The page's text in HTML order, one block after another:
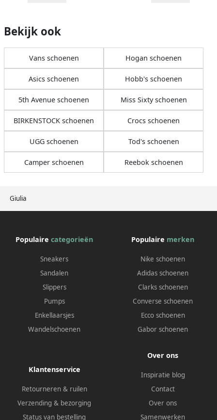
Giulia
Bekijk ook
Vans schoenen Hogan schoenen
Asics schoenen Hobb's schoenen
5th Avenue schoenen Miss Sixty schoenen
BIRKENSTOCK schoenen Crocs schoenen
UGG schoenen Tod's schoenen
Camper schoenen Reebok schoenen
Populaire categorieën
Sneakers
Sandalen
Slippers
Pumps
Enkellaarsjes
Wandelschoenen
Populaire merken
Nike schoenen
Adidas schoenen
Clarks schoenen
Converse schoenen
Ecco schoenen
Gabor schoenen
Klantenservice
Retourneren & ruilen
Verzending & bezorging
Status van bestelling
Over ons
Inspiratie blog
Contact
Over ons
Samenwerken